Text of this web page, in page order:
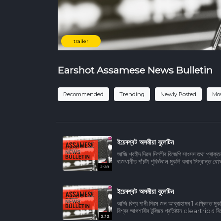
trailer
Earshot Assamese News Bulletin
Recommended Trending Newly Posted
2:28
ইয়েৰশ্বট অসমীয়া বুলেটিন
আজি শ্বহীদ দিৱস দিল্লীৰ বিজেপি সাংসদ তথা
ৰাজধানীত পাঁচটা পুথিভঁৰাল মুকলি কৰাৰ সিদ্ধান্ত
2:12
ইয়েৰশ্বট অসমীয়া বুলেটিন
আজি বিশ্ব পানী দিৱস জন আব্ৰাহামৰ 1 এপ্ৰিলত
বিশ্বৰ আগশাৰীৰ টুৰিজম প্ৰতিষ্ঠান cleartripএ